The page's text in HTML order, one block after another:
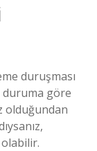
duruşması
duruma göre
olduğundan